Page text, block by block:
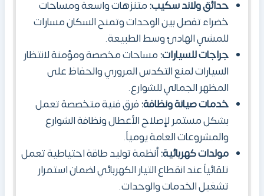
حدائق ولاند سكيب:متنزهات واسعة ومساحات
خضراء تفصل بين الوحدات وتمنح السكان مسارات
للمشي الهادئ وسط الطبيعة.
جراجات للسيارات:مساحات مخصصة ومؤمنة لانتظار
السيارات لمنع التكدس المروري والحفاظ على
المظهر الجمالي للشوارع.
خدمات صيانة ونظافة:فرق فنية متخصصة تعمل
بشكل مستمر لإصلاح الأعطال ونظافة الشوارع
والمشروعات العامة يومياً.
مولدات كهربائية:أنظمة توليد طاقة احتياطية تعمل
تلقائياً عند انقطاع التيار الكهربائي لضمان استمرار
تشغيل الخدمات والوحدات.